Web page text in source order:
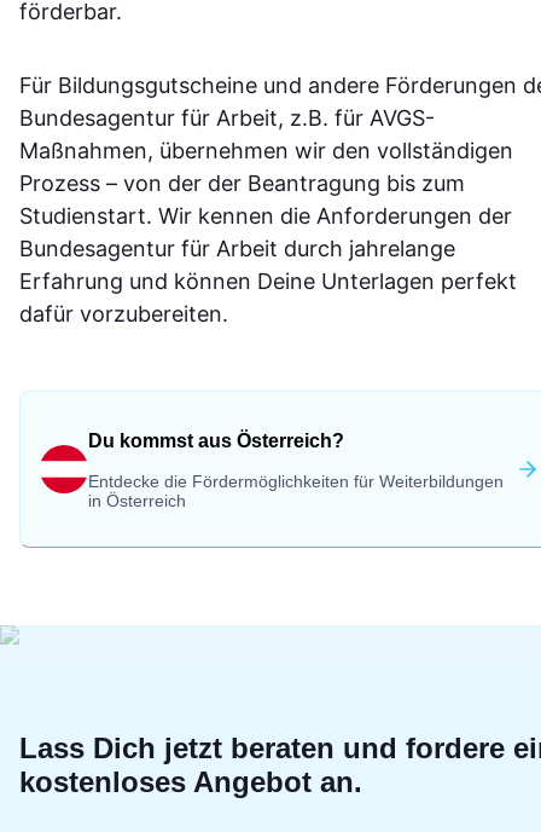
förderbar.
Für Bildungsgutscheine und andere Förderungen
Bundesagentur für Arbeit, z.B. für AVGS-
Maßnahmen, übernehmen wir den vollständigen
Prozess – von der der Beantragung bis zum
Studienstart. Wir kennen die Anforderungen der
Bundesagentur für Arbeit durch jahrelange
Erfahrung und können Deine Unterlagen perfekt
dafür vorzubereiten.
Du kommst aus Österreich?
Entdecke die Fördermöglichkeiten für Weiterbildungen
in Österreich
Lass Dich jetzt beraten und fordere
kostenloses Angebot an.